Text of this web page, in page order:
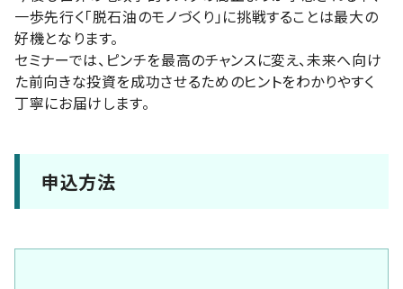
一歩先行く「脱石油のモノづくり」に挑戦することは最大の
好機となります。
セミナーでは、ピンチを最高のチャンスに変え、未来へ向け
た前向きな投資を成功させるためのヒントをわかりやすく
丁寧にお届けします。
申込方法